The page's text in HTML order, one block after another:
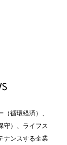
循環経済）、
守）、ライフス
ナンスする企業